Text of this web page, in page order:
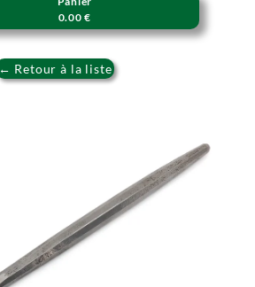
0.00 €
← Retour à la liste